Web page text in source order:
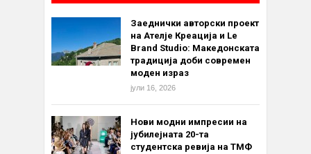
Заеднички авторски проект
на Ателје Креација и Le
Brand Studio: Македонската
традиција доби современ
моден израз
јули 16, 2026
Нови модни импресии на
јубилејната 20-та
студентска ревија на ТМФ